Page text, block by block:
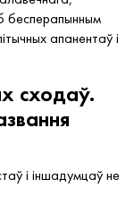
бесперапынным
апанентаў і
сходаў.
і іншадумцаў не